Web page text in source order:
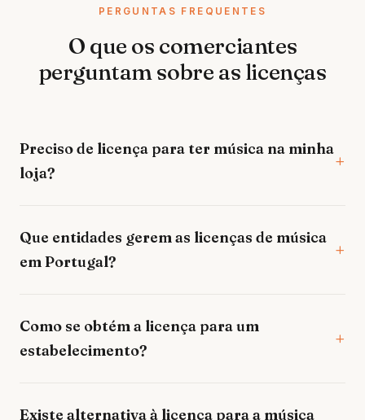
PERGUNTAS FREQUENTES
O que os comerciantes
perguntam sobre as licenças
Preciso de licença para ter música na minha
loja?
Que entidades gerem as licenças de música
em Portugal?
Como se obtém a licença para um
estabelecimento?
Existe alternativa à licença para a música